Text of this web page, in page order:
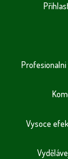
Vysoce